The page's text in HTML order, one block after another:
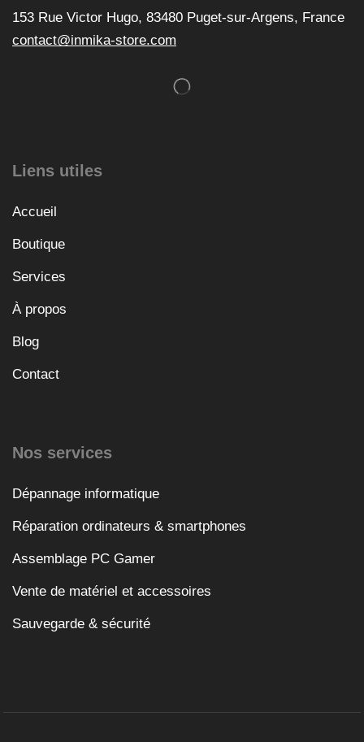
153 Rue Victor Hugo, 83480 Puget-sur-Argens, France
contact@inmika-store.com
Liens utiles
Accueil
Boutique
Services
À propos
Blog
Contact
Nos services
Dépannage informatique
Réparation ordinateurs & smartphones
Assemblage PC Gamer
Vente de matériel et accessoires
Sauvegarde & sécurité